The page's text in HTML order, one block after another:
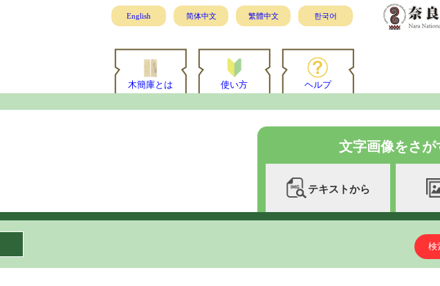
English 简体中文 繁體中文 한국어
木簡庫とは 使い方 ヘルプ
文字画像をさが
テキストから
検